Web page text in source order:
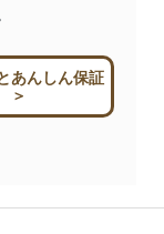
あんしん保証
＞